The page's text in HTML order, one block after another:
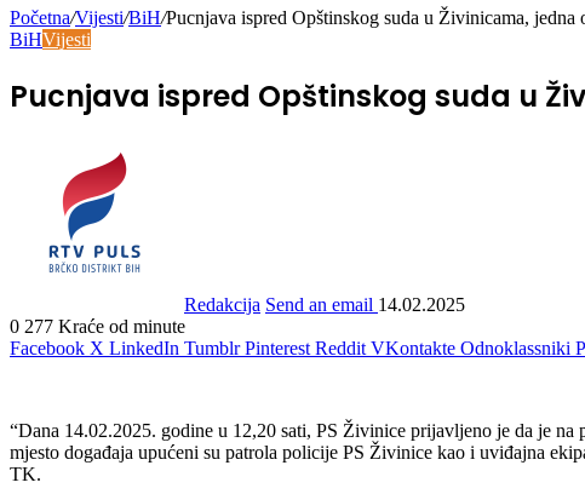
Početna/Vijesti/BiH/Pucnjava ispred Opštinskog suda u Živinicama, jedna
BiHVijesti
Pucnjava ispred Opštinskog suda u
Redakcija Send an email 14.02.2025
0 277 Kraće od minute
Facebook X LinkedIn Tumblr Pinterest Reddit VKontakte Odnoklassniki
“Dana 14.02.2025. godine u 12,20 sati, PS Živinice prijavljeno je da je
mjesto događaja upućeni su patrola policije PS Živinice kao i uviđajna
TK.